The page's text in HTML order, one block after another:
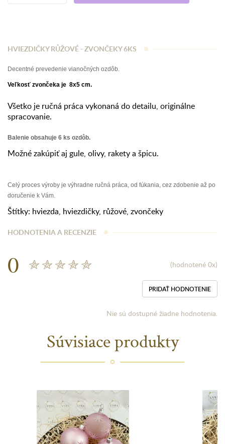
HVIEZDIČKY RŮŽOVÉ - ZVONČEKY 6KS
Decentné prevedenie vianočných ozdôb.
Veľkosť zvončeka je 8x5 cm.
Všetko je ručná práca vykonaná do detailu, originálne
spracovanie.
Balenie obsahuje 6 ks ozdôb.
Možné zakúpiť aj gule, olivy, rakety a špicu.
Celý proces výroby je výhradne ručná práca, od fúkania, cez zdobenie až po
doručenie k Vám.
Štítky: hviezda, hviezdičky, růžové, zvončeky
HODNOTENIA A RECENZIE
0 (hodnotené 0x)
PRIDAŤ HODNOTENIE
Nie sú dostupné žiadne hodnotenia.
Súvisiace produkty